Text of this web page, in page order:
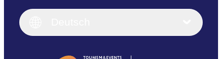
Italiano